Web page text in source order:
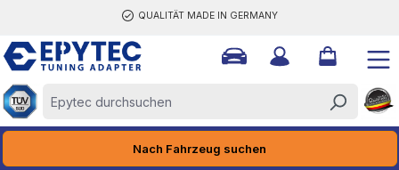
QUALITÄT MADE IN GERMANY
Nach Fahrzeug suchen